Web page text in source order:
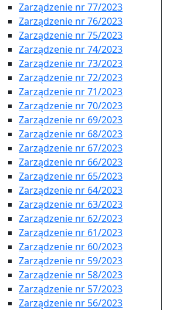
Zarządzenie nr 77/2023
Zarządzenie nr 76/2023
Zarządzenie nr 75/2023
Zarządzenie nr 74/2023
Zarządzenie nr 73/2023
Zarządzenie nr 72/2023
Zarządzenie nr 71/2023
Zarządzenie nr 70/2023
Zarządzenie nr 69/2023
Zarządzenie nr 68/2023
Zarządzenie nr 67/2023
Zarządzenie nr 66/2023
Zarządzenie nr 65/2023
Zarządzenie nr 64/2023
Zarządzenie nr 63/2023
Zarządzenie nr 62/2023
Zarządzenie nr 61/2023
Zarządzenie nr 60/2023
Zarządzenie nr 59/2023
Zarządzenie nr 58/2023
Zarządzenie nr 57/2023
Zarządzenie nr 56/2023